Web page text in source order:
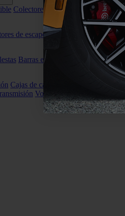
Colectores de admisión Filtros de
de escape Filtros de partículas
Barras estabilizadoras Bieletas y
Cajas de cambios automáticas
Volantes de motor